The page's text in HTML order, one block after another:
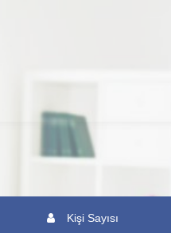
Kişi Sayısı